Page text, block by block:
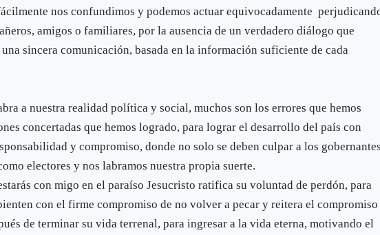
nos confundimos y podemos actuar equivocadamente
amigos o familiares, por la ausencia de un verdadero diálogo que
sincera comunicación, basada en la información suficiente de cada
a nuestra realidad política y social, muchos son los errores que hemos
concertadas que hemos logrado, para lograr el desarrollo del país con
y compromiso, donde no solo se deben culpar a los
electores y nos labramos nuestra propia suerte.
con migo en el paraíso Jesucristo ratifica su voluntad de perdón, para
con el firme compromiso de no volver a pecar y reitera el compromiso
de terminar su vida terrenal, para ingresar a la vida eterna, motivando el